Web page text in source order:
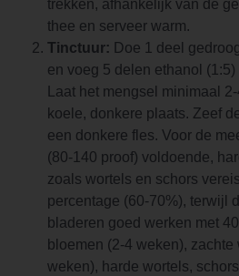
trekken, afhankelijk van de
thee en serveer warm.
Tinctuur: Doe 1 deel
en voeg 5 delen ethanol
Laat het mengsel minimaal
koele, donkere plaats. Zeef
een donkere fles. Voor de
(80-140 proof) voldoende,
zoals wortels en schors
percentage (60-70%), terwijl
bladeren goed werken met
bloemen (2-4 weken),
weken), harde wortels,